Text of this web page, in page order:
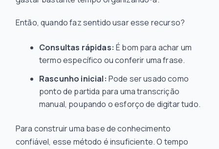
Então, quando faz sentido usar esse recurso?
Consultas rápidas: É bom para achar um
termo específico ou conferir uma frase.
Rascunho inicial: Pode ser usado como
ponto de partida para uma transcrição
manual, poupando o esforço de digitar tudo.
Para construir uma base de conhecimento
confiável, esse método é insuficiente. O tempo